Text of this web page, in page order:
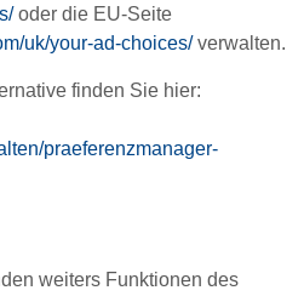
oder die EU-Seite
uk/your-ad-choices/verwalten.
finden Sie hier:
praeferenzmanager-
weiters Funktionen des